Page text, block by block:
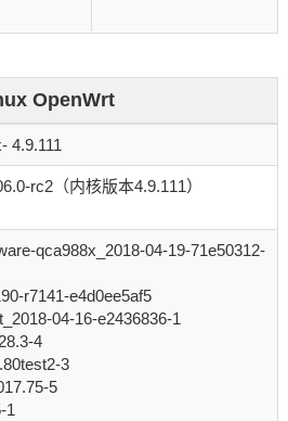
OpenWrt
4.9.111
rc2（内核版本4.9.111）
qca988x_2018-04-19-71e50312-
r7141-e4d0ee5af5
04-16-e2436836-1
4
3
5
1